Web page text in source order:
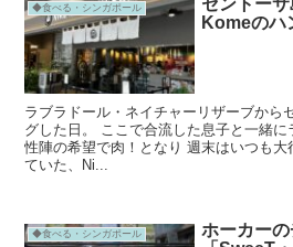
◆食べる・シンガポール
セントー
Komeのハ
ラブラドール・ネイチャーリザーブから
グした日。 ここで合流した息子と一緒に
性陣の希望で肉！となり 週末はいつも
ていた、Ni...
◆食べる・シンガポール
ホーカー